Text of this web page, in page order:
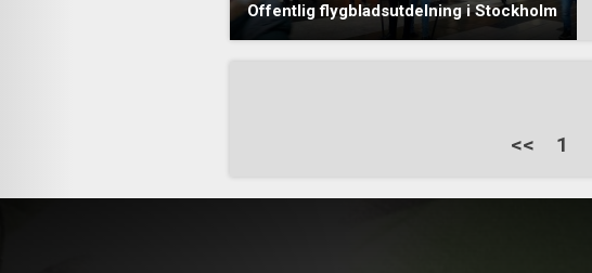
Offentlig flygbladsutdelning i Stockholm
inlägg
<< 1